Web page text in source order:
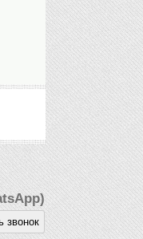
звонок